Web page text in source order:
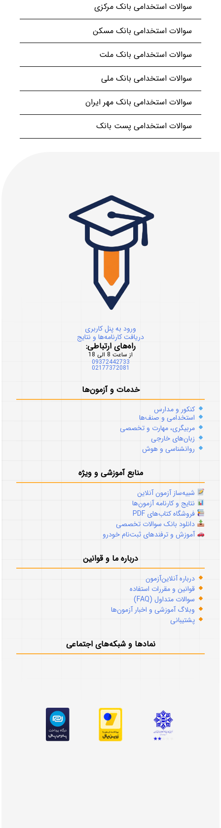
سوالات استخدامی بانک مرکزی
سوالات استخدامی بانک مسکن
سوالات استخدامی بانک ملت
سوالات استخدامی بانک ملی
سوالات استخدامی بانک مهر ایران
سوالات استخدامی پست بانک
ورود به پنل کاربری
دریافت کارنامه‌ها و نتایج
راه‌های ارتباطی:
از ساعت 8 الی 18
09372442733
02177372081
خدمات و آزمون‌ها
کنکور و مدارس
استخدامی و صنف‌ها
مربیگری، مهارت و تخصصی
زبان‌های خارجی
روانشناسی و هوش
منابع آموزشی و ویژه
شبیه‌ساز آزمون آنلاین
نتایج و کارنامه آزمون‌ها
فروشگاه کتاب‌های PDF
دانلود بانک سوالات تخصصی
آموزش و ترفندهای ثبت‌نام خودرو
درباره ما و قوانین
درباره آنلاین‌آزمون
قوانین و مقررات استفاده
سوالات متداول (FAQ)
وبلاگ آموزشی و اخبار آزمون‌ها
پشتیبانی
نمادها و شبکه‌های اجتماعی